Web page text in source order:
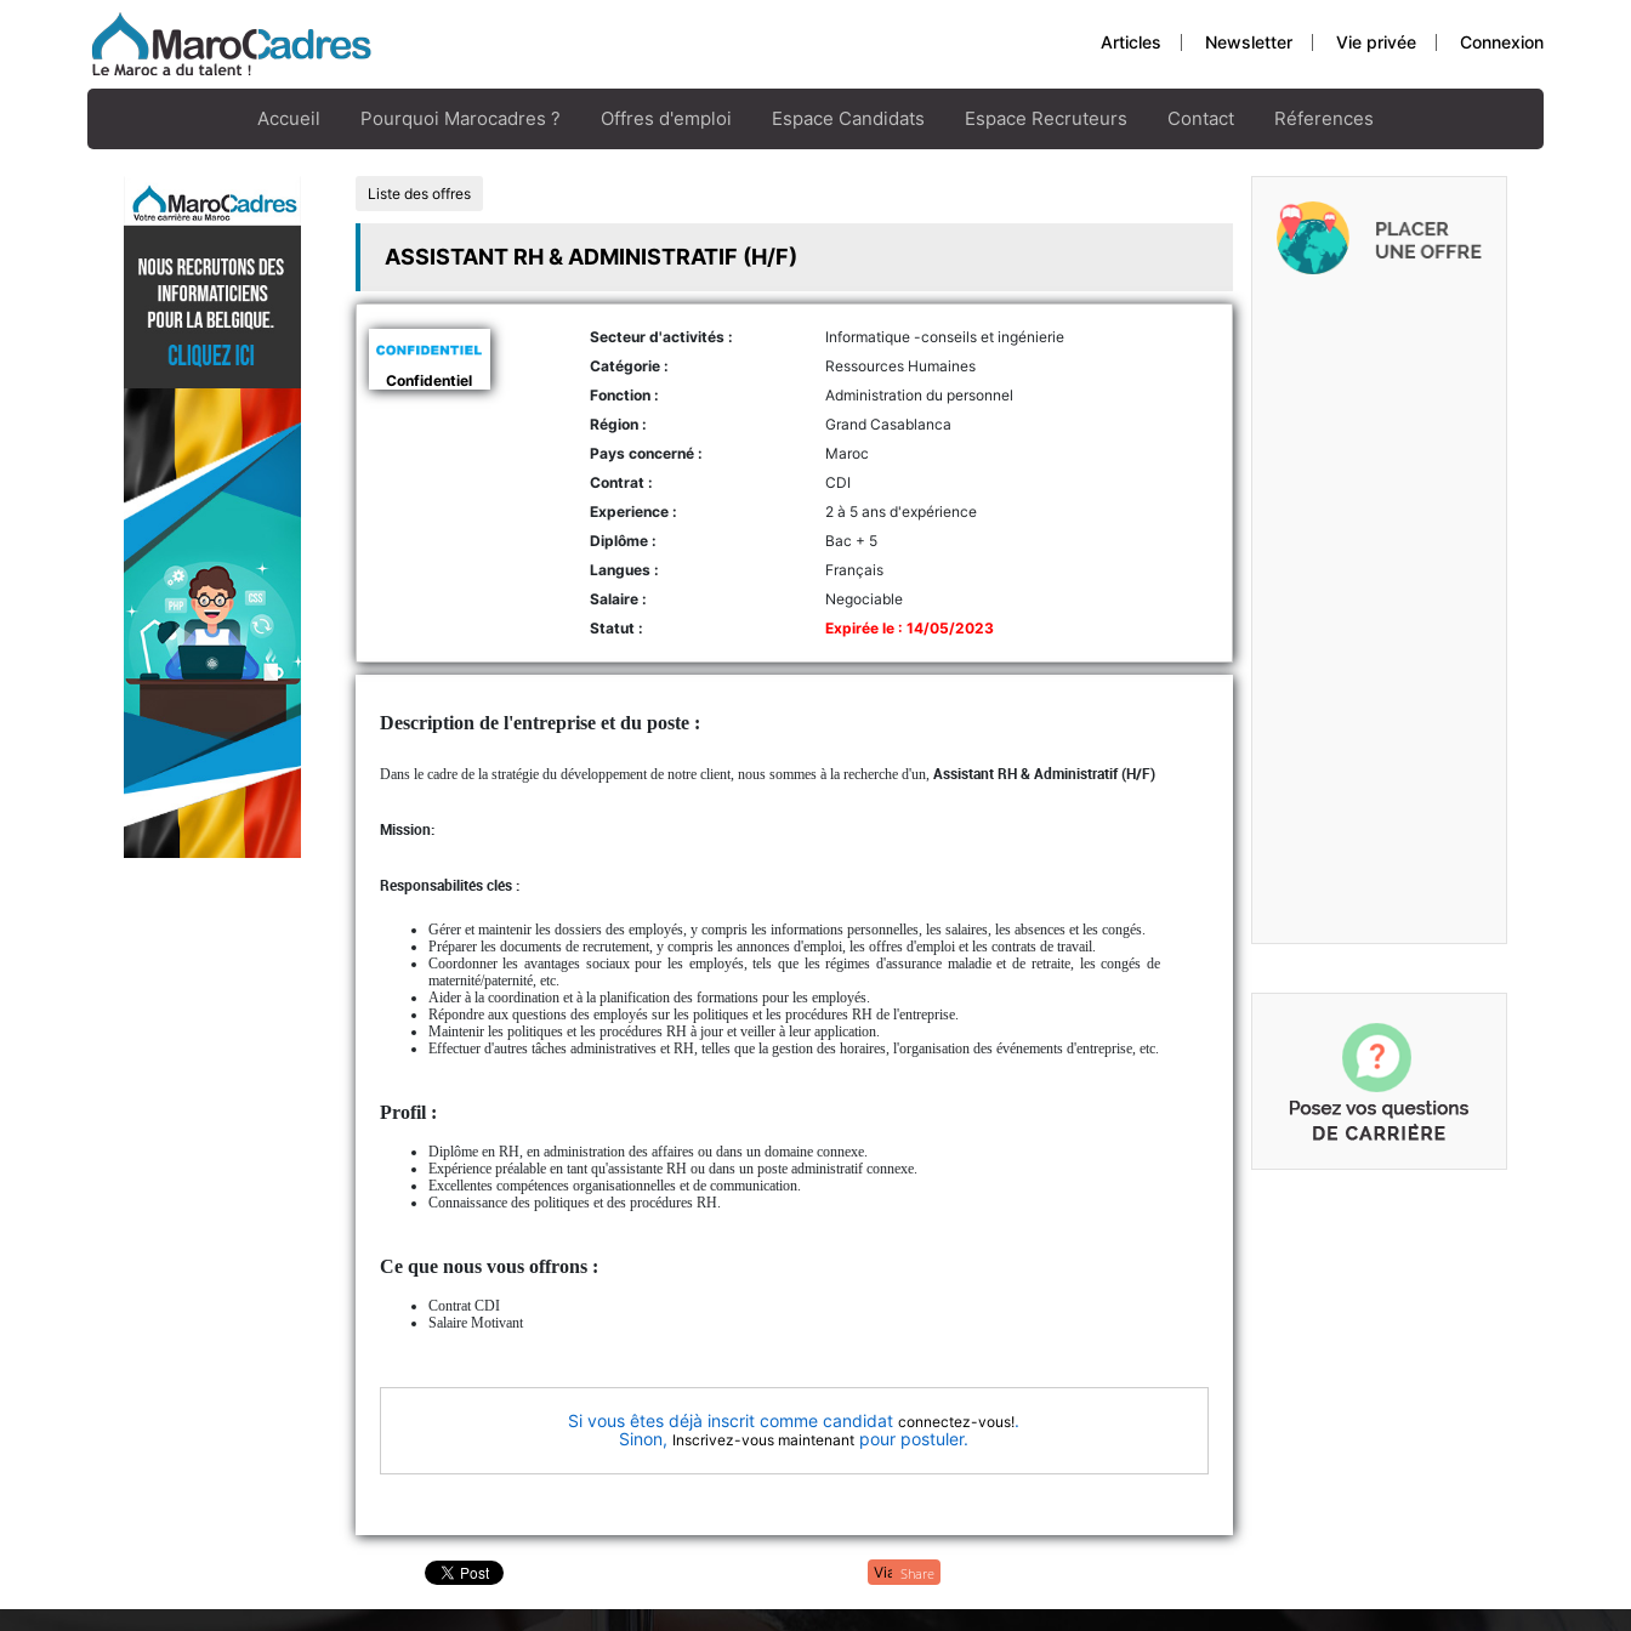
Articles Newsletter Vie privée Connexion
Accueil Pourquoi Marocadres ? Offres d'emploi Espace Candidats Espace Recruteurs Contact Réferences
Liste des offres
ASSISTANT RH & ADMINISTRATIF (H/F)
Confidentiel
Secteur d'activités :
Informatique -conseils et ingénierie
Catégorie :
Ressources Humaines
Fonction :
Administration du personnel
Région :
Grand Casablanca
Pays concerné :
Maroc
Contrat :
CDI
Experience :
2 à 5 ans d'expérience
Diplôme :
Bac + 5
Langues :
Français
Salaire :
Negociable
Statut :
Expirée le : 14/05/2023
Description de l'entreprise et du poste :
Dans le cadre de la stratégie du développement de notre client, nous sommes à la recherche d'un, Assistant RH & Administratif (H/F)
Mission:
Responsabilités clés :
Gérer et maintenir les dossiers des employés, y compris les informations personnelles, les salaires, les absences et les congés.
Préparer les documents de recrutement, y compris les annonces d'emploi, les offres d'emploi et les contrats de travail.
Coordonner les avantages sociaux pour les employés, tels que les régimes d'assurance maladie et de retraite, les congés de
maternité/paternité, etc.
Aider à la coordination et à la planification des formations pour les employés.
Répondre aux questions des employés sur les politiques et les procédures RH de l'entreprise.
Maintenir les politiques et les procédures RH à jour et veiller à leur application.
Effectuer d'autres tâches administratives et RH, telles que la gestion des horaires, l'organisation des événements d'entreprise, etc.
Profil :
Diplôme en RH, en administration des affaires ou dans un domaine connexe.
Expérience préalable en tant qu'assistante RH ou dans un poste administratif connexe.
Excellentes compétences organisationnelles et de communication.
Connaissance des politiques et des procédures RH.
Ce que nous vous offrons :
Contrat CDI
Salaire Motivant
Si vous êtes déjà inscrit comme candidatconnectez-vous!.
Sinon, Inscrivez-vous maintenant pour postuler.
Share